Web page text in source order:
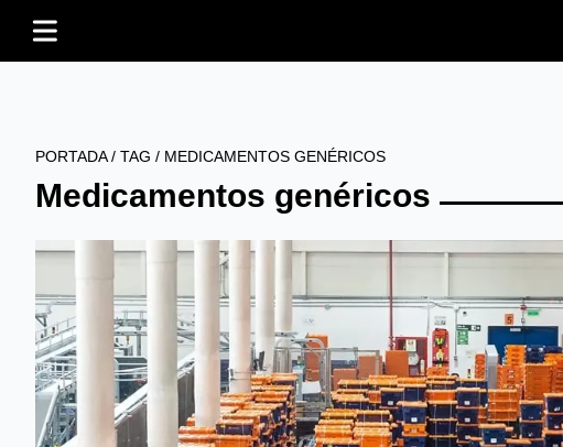
PORTADA/ TAG / MEDICAMENTOS GENÉRICOS
Medicamentos genéricos